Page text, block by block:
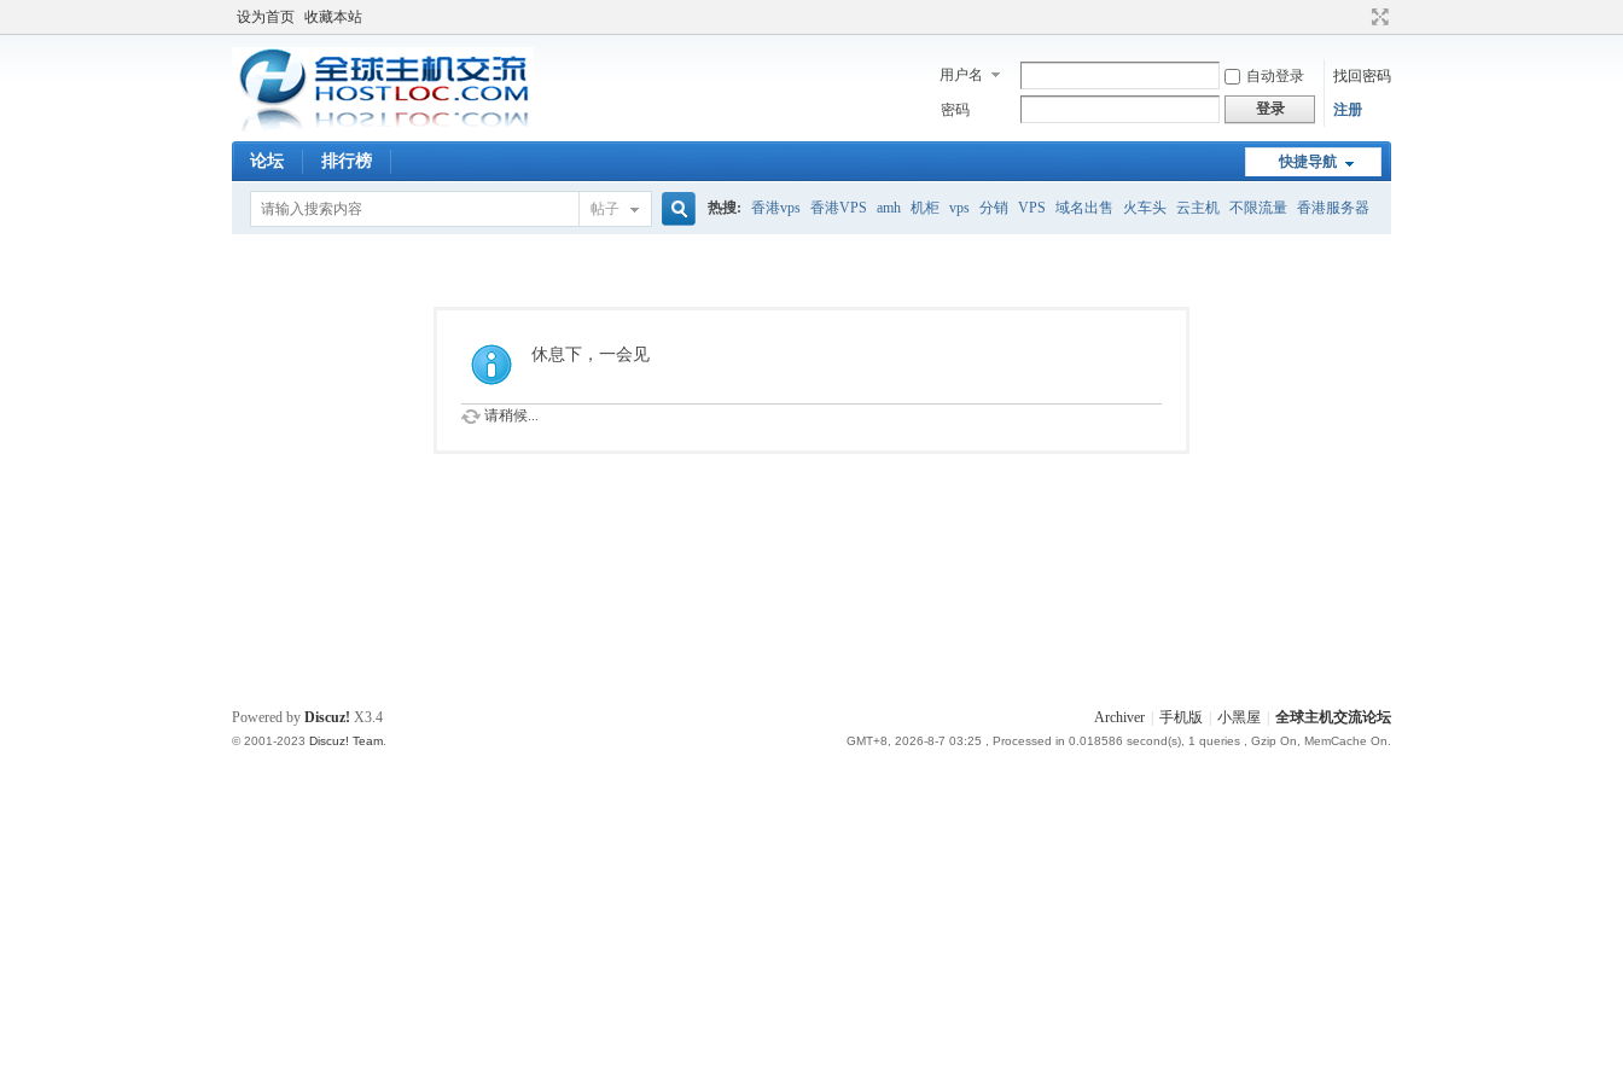
设为首页 收藏本站
用户名 自动登录
找回密码
密码
登录 注册
快捷导航
论坛 排行榜
帖子 热搜: 香港vps 香港VPS amh 机柜 vps 分销 VPS 域名出售 火车头 云主机 不限流量 香港服务器
休息下，一会见
请稍候...
Archiver 手机版 小黑屋 全球主机交流论坛
GMT+8, 2026-8-7 03:25 , Processed in 0.018586 second(s), 1 queries , Gzip On, MemCache On.
Powered by Discuz! X3.4
© 2001-2023 Discuz! Team